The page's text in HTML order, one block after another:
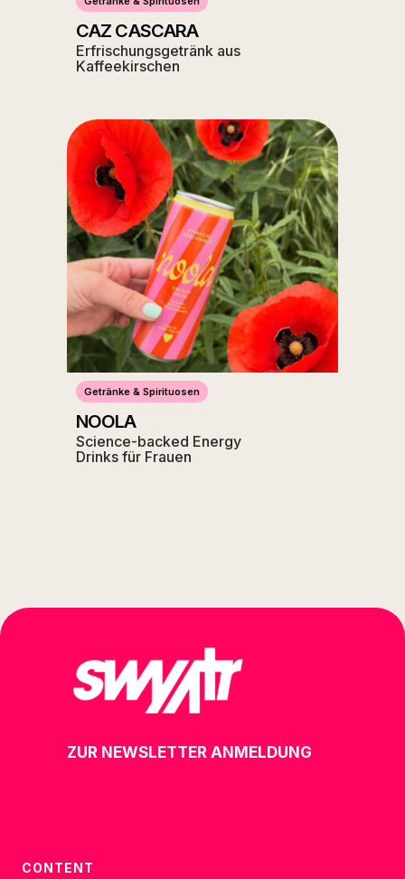
CAZ CASCARA
Erfrischungsgetränk aus
Kaffeekirschen
Getränke & Spirituosen
NOOLA
Science-backed Energy
Drinks für Frauen
ZUR NEWSLETTER ANMELDUNG
CONTENT